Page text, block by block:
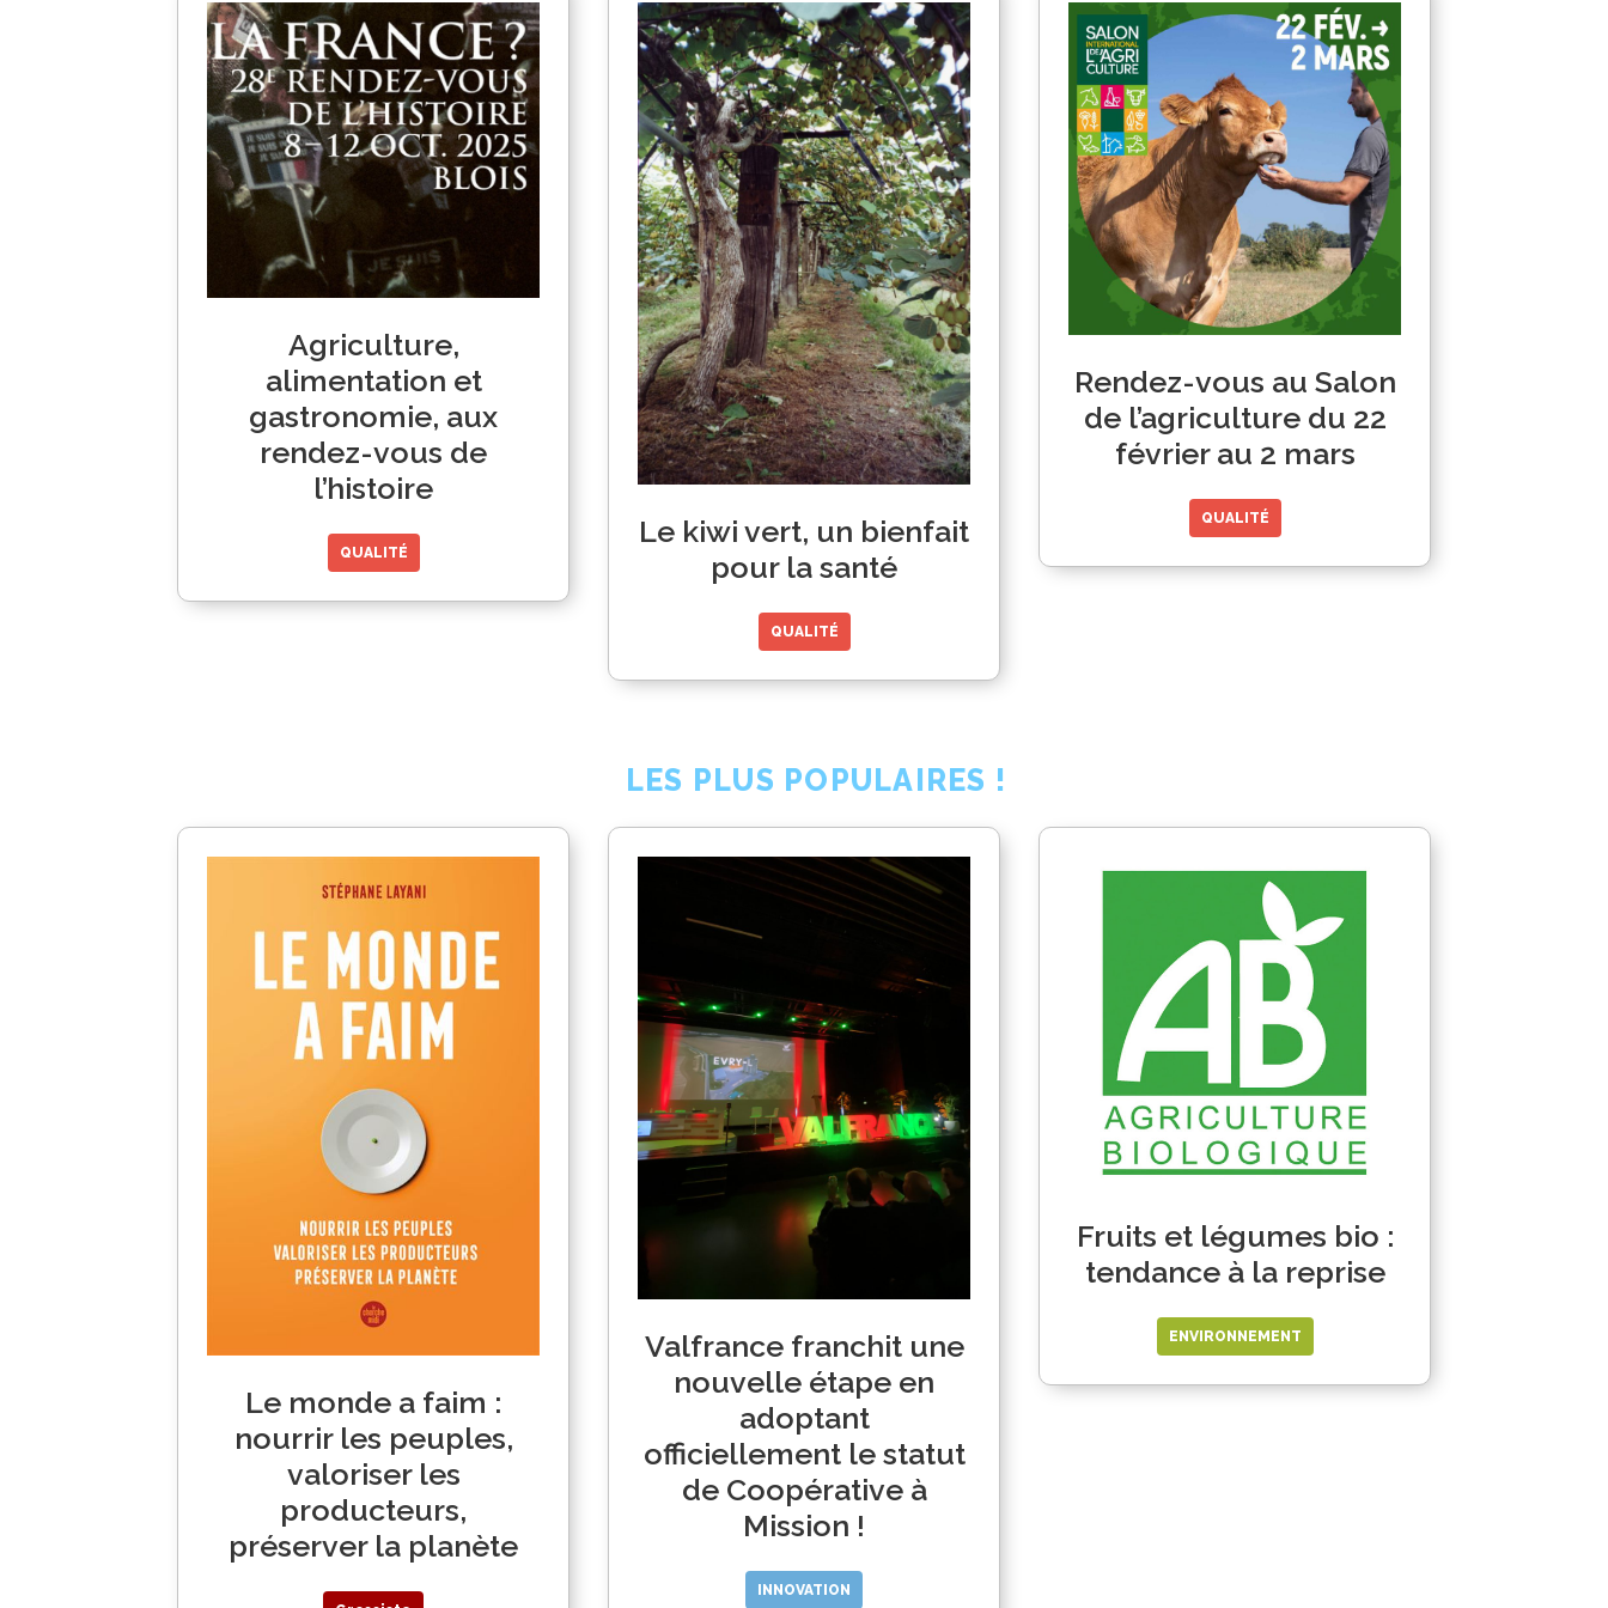
Agriculture,
alimentation et
gastronomie, aux
rendez-vous de
l’histoire
QUALITÉ
Le kiwi vert, un bienfait
pour la santé
QUALITÉ
Rendez-vous au Salon
de l’agriculture du 22
février au 2 mars
QUALITÉ
LES PLUS POPULAIRES !
Le monde a faim :
nourrir les peuples,
valoriser les
producteurs,
préserver la planète
Valfrance franchit une
nouvelle étape en
adoptant
officiellement le statut
de Coopérative à
Mission !
INNOVATION
Fruits et légumes bio :
tendance à la reprise
ENVIRONNEMENT